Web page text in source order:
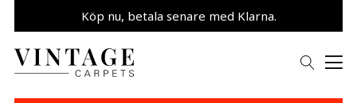
Spara 5 % | Dina returvillkor
Köp nu, betala senare med Klarna.